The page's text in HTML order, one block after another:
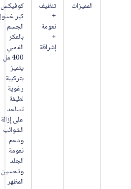
المميزات
تنظيف
نعومة
إشراقة
كوفيكس
كير غسول
الجسم
بالعكر
الفاسي
400 مل
يتميز
بتركيبة
رغوية
لطيفة
تساعد
على إزالة
الشوائب
ودعم
نعومة
الجلد
وتحسين
المظهر